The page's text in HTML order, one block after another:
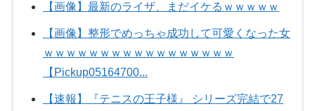
【画像】最新のライザ、まだイケるｗｗｗｗｗ
【画像】整形でめっちゃ成功して可愛くなった女
ｗｗｗｗｗｗｗｗｗｗｗｗｗｗｗｗｗ
【Pickup05164700...
【速報】『テニスの王子様』 シリーズ完結で27